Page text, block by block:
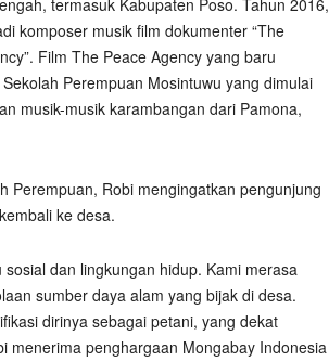
termasuk Kabupaten Poso. Tahun 2016,
komposer musik film dokumenter “The
Film The Peace Agency yang baru
Perempuan Mosintuwu yang dimulai
musik-musik karambangan dari Pamona,
Perempuan, Robi mengingatkan pengunjung
ke desa.
dan lingkungan hidup. Kami merasa
sumber daya alam yang bijak di desa.
dirinya sebagai petani, yang dekat
menerima penghargaan Mongabay Indonesia